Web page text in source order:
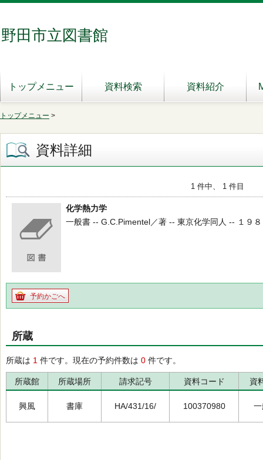
野田市立図書館
トップメニュー 資料検索 資料紹介
トップメニュー >
資料詳細
1 件中、 1 件目
化学熱力学
一般書 -- G.C.Pimentel／著 -- 東京化学同人 -- １９
予約かごへ
所蔵
所蔵は 1 件です。現在の予約件数は 0 件です。
所蔵館 所蔵場所 請求記号 資料コード 資
興風 書庫 HA/431/16/ 100370980